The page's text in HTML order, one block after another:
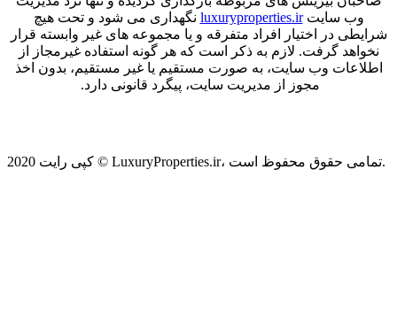
وب سایتluxuryproperties.ir نگهداری می شود و تحت هیچ
شرایطی در اختیار افراد متفرقه و یا مجموعه‌ های غیر وابسته قرار
نخواهد گرفت. لازم به ذکر است که هر گونه استفاده غیرمجاز از
اطلاعات وب سایت، به صورت مستقیم یا غیر مستقیم، بدون اخذ
مجوز از مدیریت سایت، پیگرد قانونی دارد.
کپی رایت 2020 © LuxuryProperties.ir، تمامی حقوق محفوظ است.